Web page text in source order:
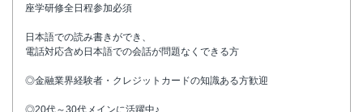
座学研修全日程参加必須
日本語での読み書きができ、
電話対応含め日本語での会話が問題なくできる方
◎金融業界経験者・クレジットカードの知識ある方歓迎
◎20代～30代メインに活躍中♪